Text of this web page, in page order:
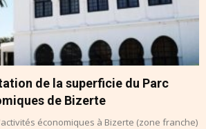
de la superficie du Parc
de Bizerte
économiques à Bizerte (zone franche)